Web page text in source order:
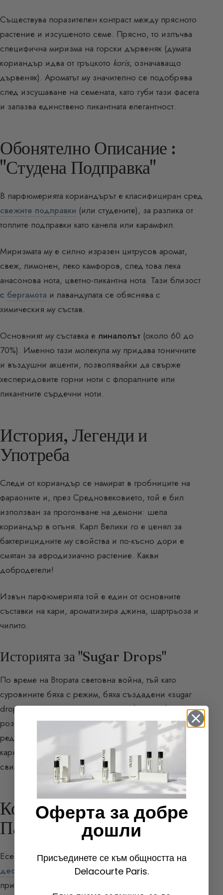
Съществува поразителен контраст между прясното
растение и изсушеното семе. Прясно, то излъчва
специфична миризма на горски дървеняк (думата
кориандър идва от гръцкото koris, означаващо
дървеняк). Ароматът му значително се подобрява
след изсушаване на семената, като губи тази фасета
и запазва единствено пикантната елегантност.
Обонятелно Описание :
"Студена Подправка"
В парфюмерията кориандърът е класифициран сред
свежите подправки (или студените), за разлика от
топлите подправки като канела или карамфил.
Миризмата му е силно изразен цитрусов аромат,
свеж, лимонен, леко камфоров, след това лека
анасонова нота, цветно-пикантна нота. Тази близост
с бергамота и лавандулата се обяснява с
химическия му състав.
Основният му съставка е линалолът (около 60 до
70%). Именно тази молекула му придава тоничните
и въздушни акценти, позволявайки да свърже
хесперидовите горни ноти с флоралните или
пикантните сърдечни ноти.
История, Легенди и
Употреба
Следи от кориандър се намират в гробниците на
фараоните и, през Средновековието, той е бил
използван за прогонване на демони: шепа
кориандър в огъня. Карл Велики го е ценял за
бактерицидните му свойства и по-късно дори е
смятан за афродизиачно растение. Какви
добродетели!
Извън парфюмерията той е един от основните
съставки на кари, ароматизира джина, шартрьоза и
чилито.
Историята за "Sugar Drops"
По време на Втората световна война, тъй като
суровините бяха с режим, бяха създадени «sugar
drops» — семена от кориандър, обвити в бял или
розов захар, хвърляни на тълпата като «конфети» по
редките моменти на празненство, особено по
карнавал. Импровизирана лакомия, която
свидетелства за културното значение на това семе.
Кориандърът в
Парфюмите
Есенцията от кориандър се получава чрез
дестилация с водна парана изсушените семена. Тя
придава на композициите висота, нервност и
Оферта за добре
дошли
Присъединете се към общността на
Delacourte Paris.